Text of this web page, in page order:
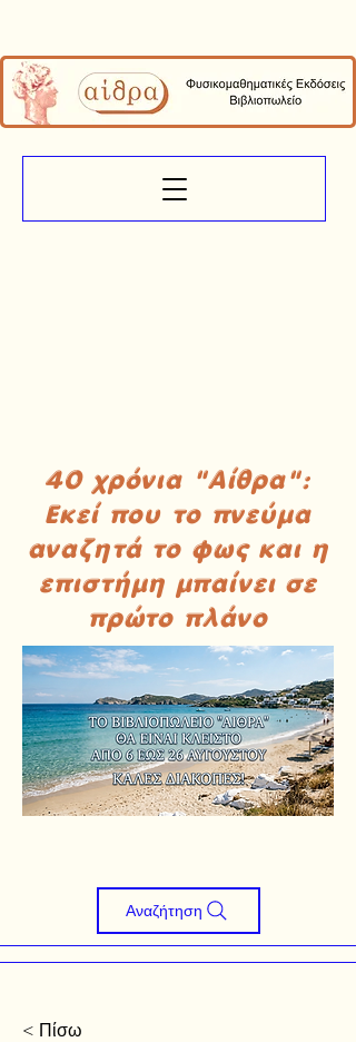
40 χρόνια "Αίθρα":
Εκεί που το πνεύμα
αναζητά το φως και η
επιστήμη μπαίνει σε
πρώτο πλάνο
Αναζήτηση
< Πίσω